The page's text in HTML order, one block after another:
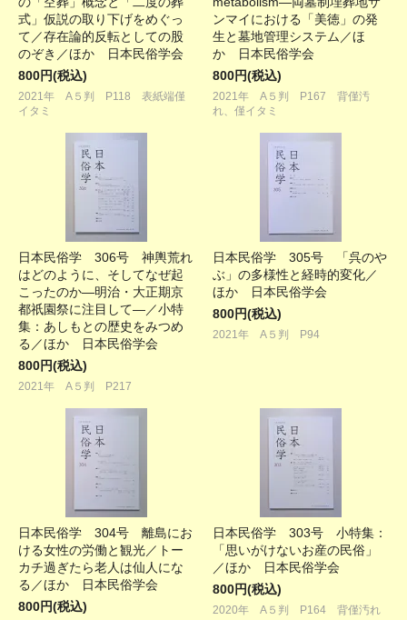
式」仮説の取り下げをめぐっ
て／存在論的反転としての股
のぞき／ほか 日本民俗学会
800円(税込)
2021年 A５判 P118 表紙端僅
イタミ
ンマイにおける「美徳」の発
生と墓地管理システム／ほ
か 日本民俗学会
800円(税込)
2021年 A５判 P167 背僅汚
れ、僅イタミ
日本民俗学 306号 神輿荒れ
はどのように、そしてなぜ起
こったのか―明治・大正期京
都祇園祭に注目して―／小特
集：あしもとの歴史をみつめ
る／ほか 日本民俗学会
800円(税込)
2021年 A５判 P217
日本民俗学 305号 「呉のや
ぶ」の多様性と経時的変化／
ほか 日本民俗学会
800円(税込)
2021年 A５判 P94
日本民俗学 304号 離島にお
ける女性の労働と観光／トー
カチ過ぎたら老人は仙人にな
る／ほか 日本民俗学会
800円(税込)
日本民俗学 303号 小特集：
「思いがけないお産の民俗」
／ほか 日本民俗学会
800円(税込)
2020年 A５判 P164 背僅汚れ